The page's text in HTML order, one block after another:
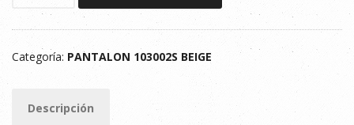
MULTIBOLSILLOS
BEIGE
cantidad
Categoría: PANTALON 103002S BEIGE
Descripción